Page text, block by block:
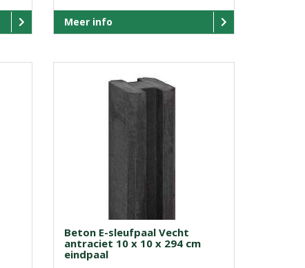
Meer info
Beton E-sleufpaal Vecht
antraciet 10 x 10 x 294 cm
eindpaal